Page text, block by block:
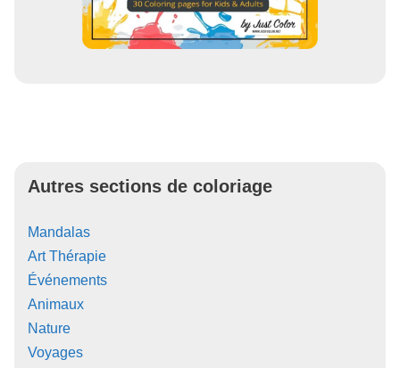
Autres sections de coloriage
Mandalas
Art Thérapie
Événements
Animaux
Nature
Voyages